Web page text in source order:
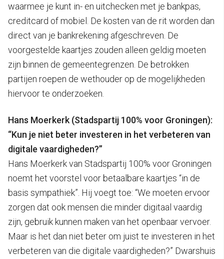
waarmee je kunt in- en uitchecken met je bankpas,
creditcard of mobiel. De kosten van de rit worden dan
direct van je bankrekening afgeschreven. De
voorgestelde kaartjes zouden alleen geldig moeten
zijn binnen de gemeentegrenzen. De betrokken
partijen roepen de wethouder op de mogelijkheden
hiervoor te onderzoeken.
Hans Moerkerk (Stadspartij 100% voor Groningen):
“Kun je niet beter investeren in het verbeteren van
digitale vaardigheden?”
Hans Moerkerk van Stadspartij 100% voor Groningen
noemt het voorstel voor betaalbare kaartjes “in de
basis sympathiek”. Hij voegt toe: “We moeten ervoor
zorgen dat ook mensen die minder digitaal vaardig
zijn, gebruik kunnen maken van het openbaar vervoer.
Maar is het dan niet beter om juist te investeren in het
verbeteren van die digitale vaardigheden?” Dwarshuis